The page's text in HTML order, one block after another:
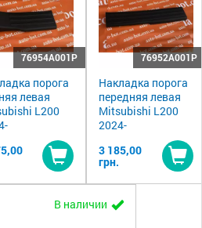
76954A001P
порога
левая
L200
Купить
76952A001P
Накладка порога
передняя левая
Mitsubishi L200
2024-
3 185,00
грн.
В наличии